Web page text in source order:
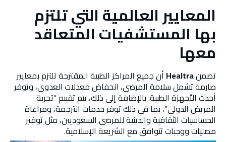
المعايير العالمية التي تلتزم
بها المستشفيات المتعاقد
معها
تضمنHealtra أن جميع المراكز الطبية المقترحة تلتزم بمعايير
صارمة تشمل سلامة المرضى، انخفاض معدلات العدوى، وتوفر
أحدث الأجهزة الطبية. بالإضافة إلى ذلك، يتم تقييم “تجربة
المريض الدولي”، بما في ذلك توفر خدمات الترجمة، ومراعاة
الحساسيات الثقافية والدينية للمرضى السعوديين، مثل توفير
مصليات ووجبات تتوافق مع الشريعة الإسلامية.